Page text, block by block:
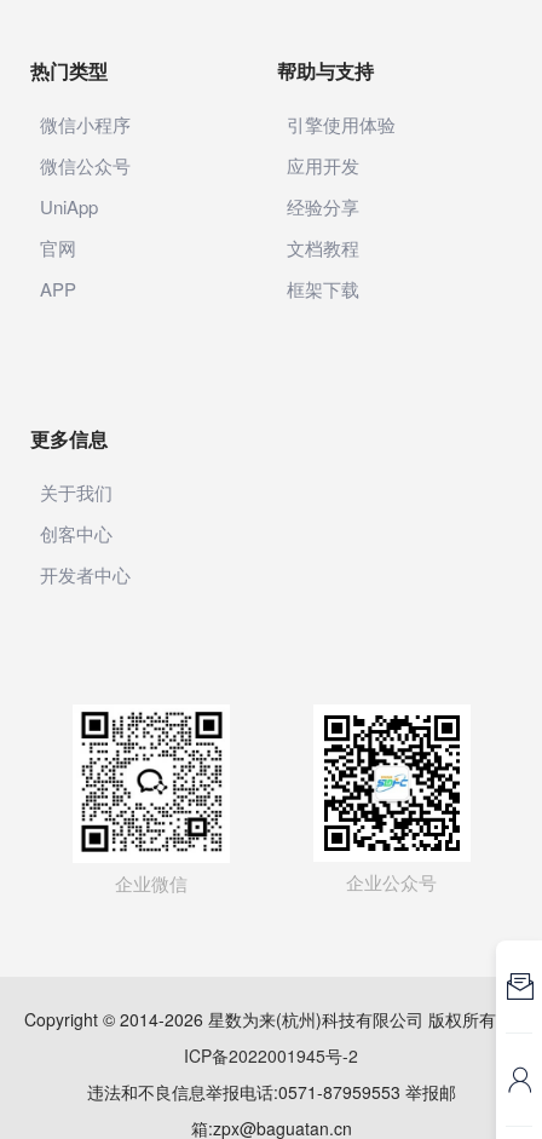
热门类型
微信小程序
微信公众号
UniApp
官网
APP
帮助与支持
引擎使用体验
应用开发
经验分享
文档教程
框架下载
更多信息
关于我们
创客中心
开发者中心
企业微信 企业公众号
Copyright © 2014-2026 星数为来(杭州)科技有限公司 版权所有
ICP备2022001945号-2
违法和不良信息举报电话:0571-87959553 举报邮
箱:zpx@baguatan.cn

